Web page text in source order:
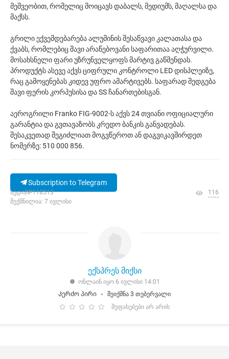
მეშვეობით, რომელიც მოიცავს დაბალს, მედიუმს, მაღალსა და
მაქსს.
გრილი ექვემდებარება ალუმინის შესაწვავი კალათასა და
ქვაბს, რომლებიც შავი არაწებოვანი საფარითაა აღჭურვილი.
მოსახსნელი ფარი უზრუნველყოფს მარტივ გაწმენდას.
პროდუქტს ასევე აქვს ციფრული კონტროლი LED დისპლეიზე,
რაც გამოყენებას კიდევ უფრო ამარტივებს. საფარად შედგება
შავი ფერის კორპუსისა და SS ჩანართებისგან.
აეროგრილი Franko FIG-9002-ს აქვს 24 თვიანი ოფიციალური
გარანტია და გვთავაზობს კრედო ბანკის განვადებას.
შესაკვეთად შეგიძლიათ მოგვწეროთ ან დაგვიკავშირდეთ
ნომერზე: 510 000 856.
Subscription to Telegram
ხედი|№118513
შექმნილია: 7 ივლისი
116
ექსპრეს მიქსი
ონლაინ იყო 6 ივლისი 14:01
Კერძო პირი
შეიქმნა 3 თებერვალი
შეფასებები არ არის